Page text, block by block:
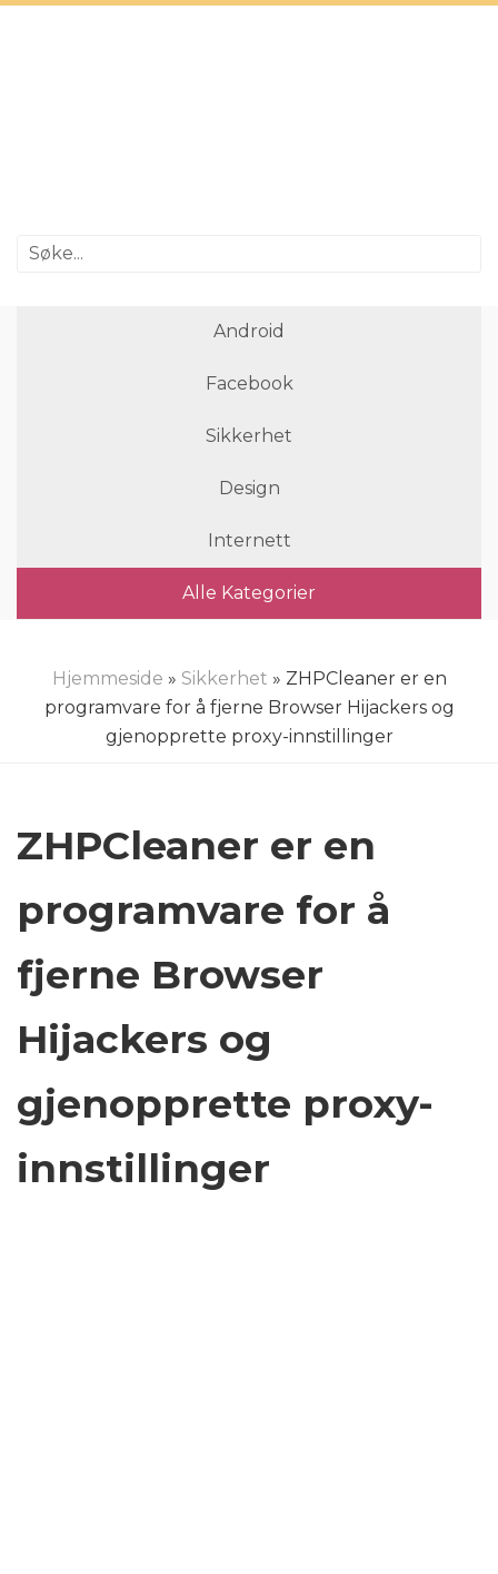
Android
Facebook
Sikkerhet
Design
Internett
Alle Kategorier
Hjemmeside » Sikkerhet » ZHPCleaner er en
programvare for å fjerne Browser Hijackers og
gjenopprette proxy-innstillinger
ZHPCleaner er en
programvare for å
fjerne Browser
Hijackers og
gjenopprette proxy-
innstillinger